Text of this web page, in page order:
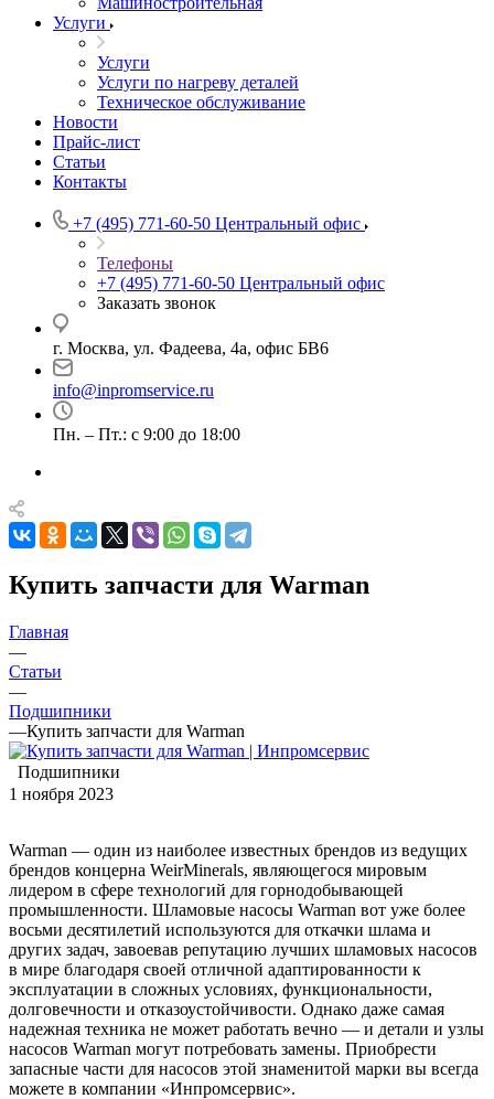
Услуги
Услуги
Услуги по нагреву деталей
Техническое обслуживание
Новости
Прайс-лист
Статьи
Контакты
+7 (495) 771-60-50 Центральный офис
Телефоны
+7 (495) 771-60-50 Центральный офис
Заказать звонок
г. Москва, ул. Фадеева, 4а, офис БВ6
info@inpromservice.ru
Пн. – Пт.: с 9:00 до 18:00
Купить запчасти для Warman
Главная
—
Статьи
—
Подшипники
—Купить запчасти для Warman
Подшипники
1 ноября 2023
Warman — один из наиболее известных брендов из ведущих
брендов концерна WeirMinerals, являющегося мировым
лидером в сфере технологий для горнодобывающей
промышленности. Шламовые насосы Warman вот уже более
восьми десятилетий используются для откачки шлама и
других задач, завоевав репутацию лучших шламовых насосов
в мире благодаря своей отличной адаптированности к
эксплуатации в сложных условиях, функциональности,
долговечности и отказоустойчивости. Однако даже самая
надежная техника не может работать вечно — и детали и узлы
насосов Warman могут потребовать замены. Приобрести
запасные части для насосов этой знаменитой марки вы всегда
можете в компании «Инпромсервис».